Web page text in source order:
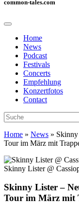
common-tales.com
Home
News
Podcast
Festivals
Concerts
Empfehlung
Konzertfotos
Contact
Home » News »
Tour im März mit
Skinny Lister @
Skinny Lister –
Tour im März mit